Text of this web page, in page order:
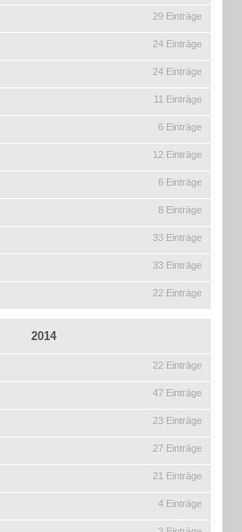
29 Einträge
24 Einträge
24 Einträge
11 Einträge
6 Einträge
12 Einträge
6 Einträge
8 Einträge
33 Einträge
33 Einträge
22 Einträge
2014
22 Einträge
47 Einträge
23 Einträge
27 Einträge
21 Einträge
4 Einträge